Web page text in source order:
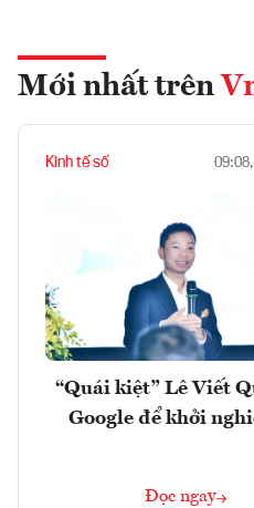
Mới nhất trên
Kinh tế số
“Quái kiệt” Lê Viết
Google để khởi
Đọc ngay